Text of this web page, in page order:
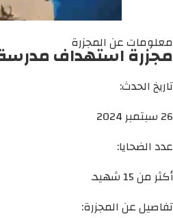
معلومات عن المجزرة
مجزرة استهداف
تاريخ الحدث:
26 سبتمبر 2024
عدد الضحايا:
أكثر من 15 شهيد.
تفاصيل عن المجزرة: